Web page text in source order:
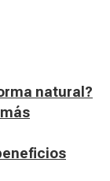
natural?